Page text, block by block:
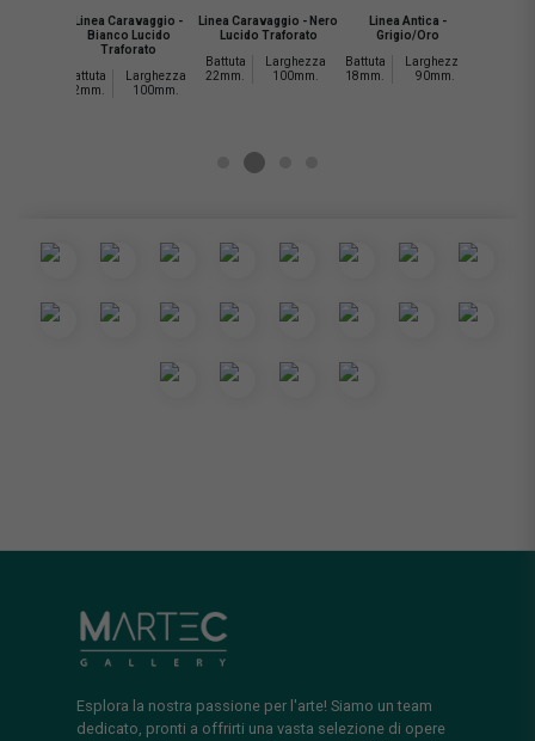
Esplora la nostra passione per l'arte! Siamo un team
dedicato, pronti a offrirti una vasta selezione di opere